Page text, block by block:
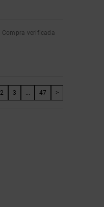
Compra verificada
2 3 ... 47 >